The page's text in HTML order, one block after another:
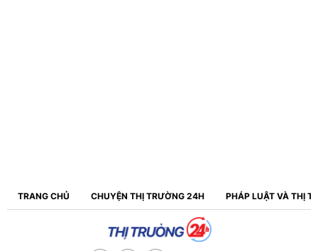
TRANG CHỦ CHUYỆN THỊ TRƯỜNG 24H PHÁP LUẬT VÀ THỊ